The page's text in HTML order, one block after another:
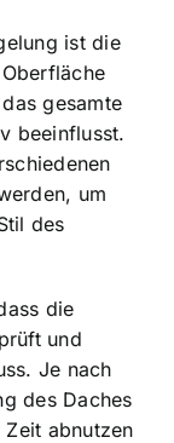
ist die
gesamte
beeinflusst.
um
des
die
und
Je nach
des Daches
abnutzen